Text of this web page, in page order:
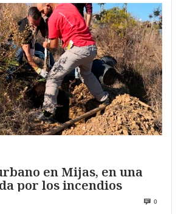
en Mijas, en una
por los incendios
0